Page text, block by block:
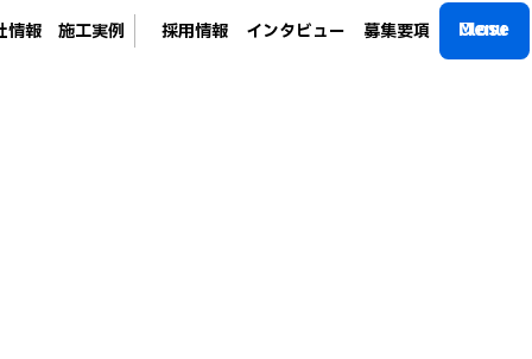
情報 施工実例 採用情報 インタビュー 募集要項 Menu
Close